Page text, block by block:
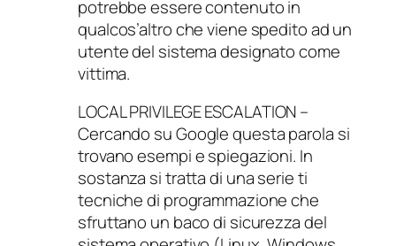
potrebbe essere contenuto in
qualcos’altro che viene spedito ad un
utente del sistema designato come
vittima.
LOCAL PRIVILEGE ESCALATION –
Cercando su Google questa parola si
trovano esempi e spiegazioni. In
sostanza si tratta di una serie ti
tecniche di programmazione che
sfruttano un baco di sicurezza del